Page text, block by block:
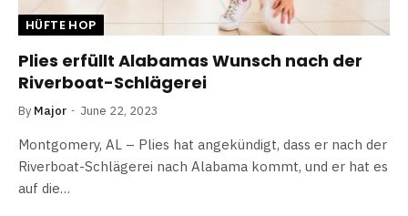
HÜFTE HOP
Plies erfüllt Alabamas Wunsch nach der
Riverboat-Schlägerei
By Major June 22, 2023
Montgomery, AL – Plies hat angekündigt, dass er nach der
Riverboat-Schlägerei nach Alabama kommt, und er hat es
auf die…